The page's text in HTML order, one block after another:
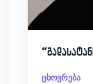
ცხოვრება